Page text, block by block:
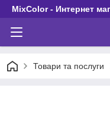
MixColor - Интернет
Товари та послуги